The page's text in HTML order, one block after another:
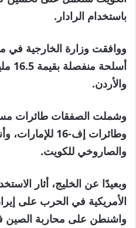
باستخدام الرادار.
ووافقت وزارة الخارجية في
والأردن.
وشملت الصفقات طائرات
وطائرات إف-16
والصاروخي للكويت.
وبعيدًا عن الخليج، أثار
الأمريكية في الحرب على
واشنطن على محاربة